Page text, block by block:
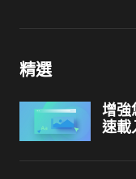
精選
增強
速載